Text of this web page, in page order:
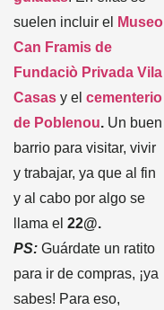
suelen incluir el
Museo
Can Framis de
Fundaciò Privada Vila
Casas y el cementerio
de Poblenou. Un buen
barrio para visitar, vivir
y trabajar, ya que al fin
y al cabo por algo se
llama el 22@.
PS: Guárdate un ratito
para ir de compras, ¡ya
sabes! Para eso,